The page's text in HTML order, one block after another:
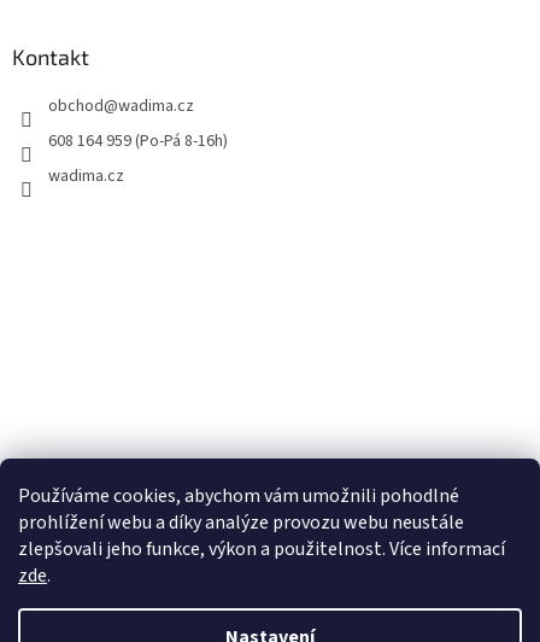
Používáme cookies, abychom vám umožnili pohodlné
prohlížení webu a díky analýze provozu webu neustále
zlepšovali jeho funkce, výkon a použitelnost. Více informací
zde.
Kontakt
obchod@wadima.cz
608 164 959 (Po-Pá 8-16h)
wadima.cz